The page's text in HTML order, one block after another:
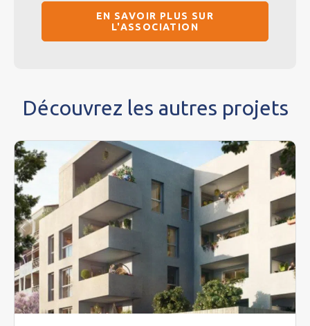
EN SAVOIR PLUS SUR
L'ASSOCIATION
Découvrez les autres projets